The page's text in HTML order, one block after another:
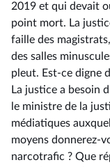
2019 et qui devait
point mort. La
faille des
des salles
pleut. Est-ce digne
La justice a besoin
le ministre de la
médiatiques
moyens donnerez-
narcotrafic ? Que